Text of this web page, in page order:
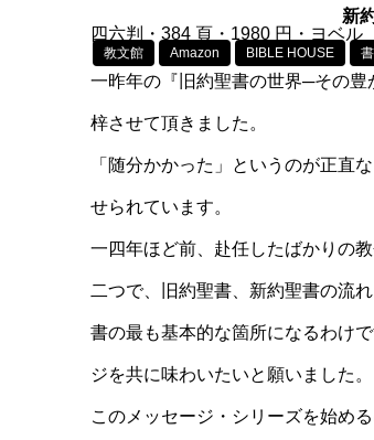
新
四六判・384 頁・1980 円・ヨベル
教文館 Amazon BIBLE HOUSE
一昨年の『旧約聖書の世界─その
梓させて頂きました。
「随分かかった」というのが正直
せられています。
一四年ほど前、赴任したばかりの
二つで、旧約聖書、新約聖書の流
書の最も基本的な箇所になるわけ
ジを共に味わいたいと願いました。
このメッセージ・シリーズを始め